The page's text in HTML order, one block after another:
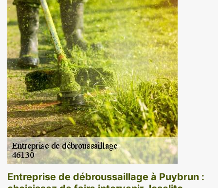
Entreprise de débroussaillage à Puybrun :